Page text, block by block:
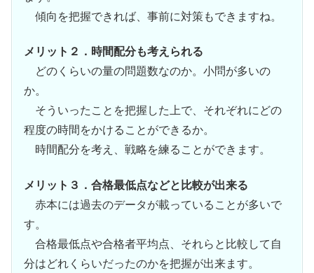
傾向を把握できれば、事前に対策もできますね。
メリット２．時間配分も考えられる
どのくらいの量の問題数なのか。小問が多いの
か。
そういったことを把握した上で、それぞれにどの
程度の時間をかけることができるか。
時間配分を考え、戦略を練ることができます。
メリット３．合格最低点などと比較が出来る
赤本には過去のデータが載っていることが多いで
す。
合格最低点や合格者平均点、それらと比較して自
分はどれくらいだったのかを把握が出来ます。